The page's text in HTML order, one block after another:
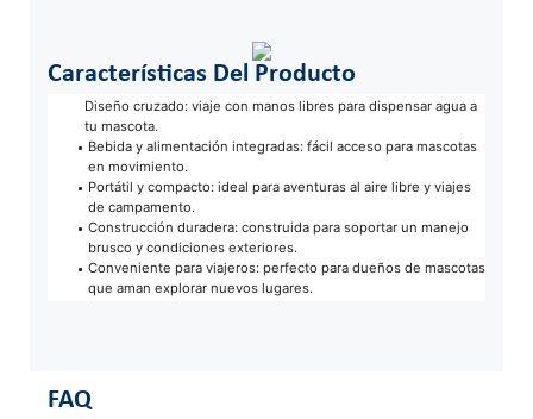
Características Del Producto
Diseño cruzado: viaje con manos libres para dispensar agua a
tu mascota.
Bebida y alimentación integradas: fácil acceso para mascotas
en movimiento.
Portátil y compacto: ideal para aventuras al aire libre y viajes
de campamento.
Construcción duradera: construida para soportar un manejo
brusco y condiciones exteriores.
Conveniente para viajeros: perfecto para dueños de mascotas
que aman explorar nuevos lugares.
FAQ